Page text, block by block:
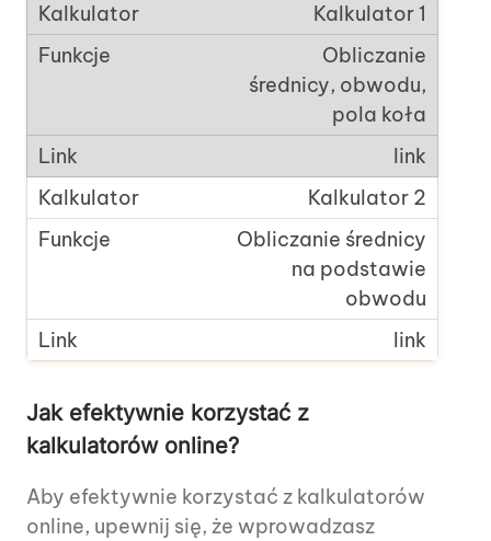
Kalkulator 1
Obliczanie
średnicy, obwodu,
pola koła
link
Kalkulator 2
Obliczanie średnicy
na podstawie
obwodu
link
Jak efektywnie korzystać z
kalkulatorów online?
Aby efektywnie korzystać z kalkulatorów
online, upewnij się, że wprowadzasz